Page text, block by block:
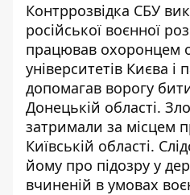
Контррозвідка СБУ
російської воєнної
працював охоронцем
університетів Києва і
допомагав ворогу
Донецькій області.
затримали за місцем
Київській області.
йому про підозру у
вчиненій в умовах